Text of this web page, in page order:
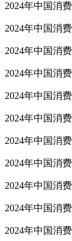
2024年中国消
2024年中国消
2024年中国消
2024年中国消
2024年中国消
2024年中国消
2024年中国消
2024年中国消
2024年中国消
2024年中国消
2024年中国消